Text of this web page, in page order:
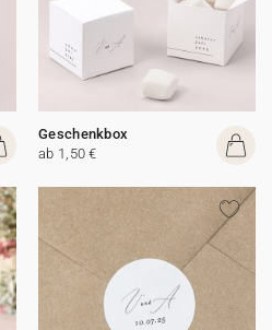
Geschenkbox
ab 1,50 €